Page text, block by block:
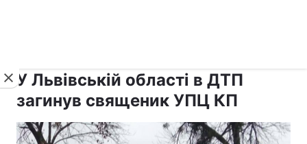
У Львівській області в ДТП
загинув священик УПЦ КП